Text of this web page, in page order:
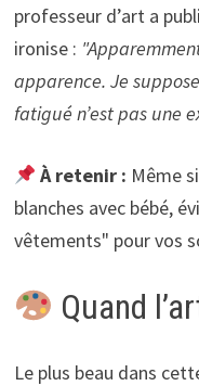
professeur d’art a
ironise :
apparence. Je
fatigué n’est pas une
À retenir : Même
blanches avec bébé,
vêtements" pour vos
Quand
Le plus beau dans